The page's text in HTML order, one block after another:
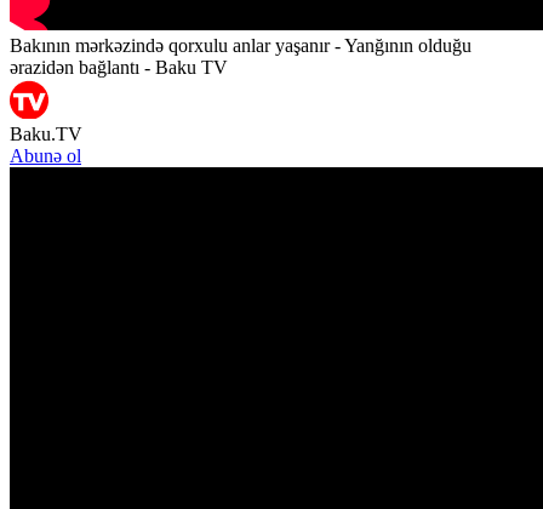
Bakının mərkəzində qorxulu anlar yaşanır - Yanğının olduğu
ərazidən bağlantı - Baku TV
Baku.TV
Abunə ol